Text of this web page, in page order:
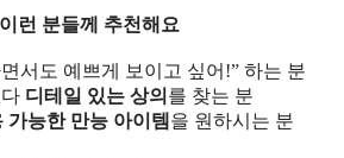
런 분들께 추천해요
서도 예쁘게 보이고 싶어!” 하는 분
디테일 있는 상의 를 찾는 분
가능한 만능 아이템 을 원하시는 분